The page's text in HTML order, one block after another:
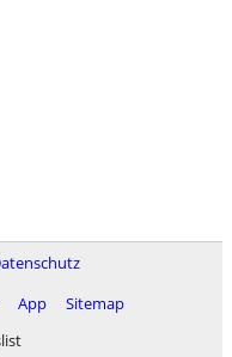
App
Sitemap